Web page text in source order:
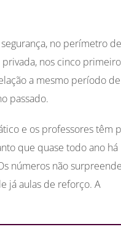
no perímetro de
nos cinco
a mesmo período de
passado.
e os professores têm
que quase todo ano há
números não
já aulas de reforço. A